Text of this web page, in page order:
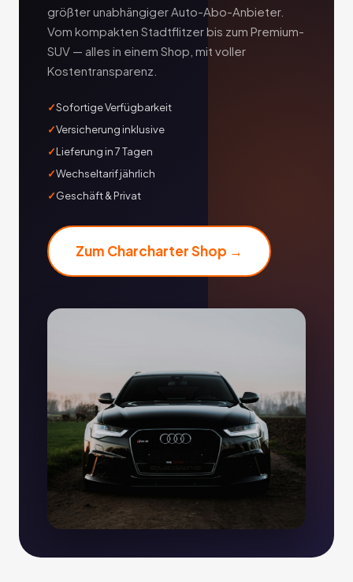
größter unabhängiger Auto-Abo-Anbieter.
Vom kompakten Stadtflitzer bis zum Premium-
SUV — alles in einem Shop, mit voller
Kostentransparenz.
Sofortige Verfügbarkeit
Versicherung inklusive
Lieferung in 7 Tagen
Wechseltarif jährlich
Geschäft & Privat
Zum Charcharter Shop →